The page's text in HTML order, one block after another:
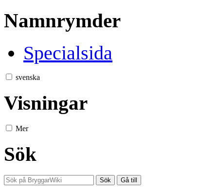
Namnrymder
Specialsida
svenska
Visningar
Mer
Sök